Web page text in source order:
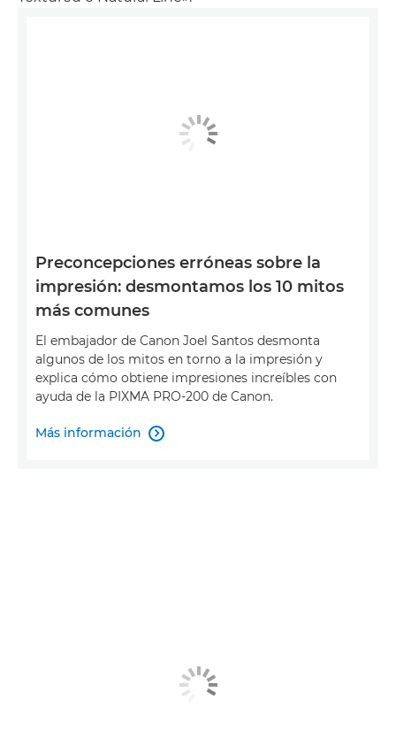
Preconcepciones erróneas sobre la
impresión: desmontamos los 10 mitos
más comunes
El embajador de Canon Joel Santos desmonta
algunos de los mitos en torno a la impresión y
explica cómo obtiene impresiones increíbles con
ayuda de la PIXMA PRO-200 de Canon.
Más información 